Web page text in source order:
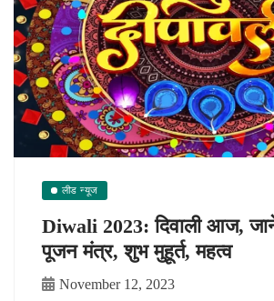
लीड न्यूज
Diwali 2023: दिवाली आज,
पूजन मंत्र, शुभ मुहूर्त, महत्व
November 12, 2023